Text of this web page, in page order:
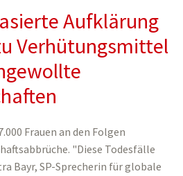
Aufklärung
Verhütungsmittel
Frauen an den Folgen
"Diese Todesfälle
Bayr, SP-Sprecherin für globale